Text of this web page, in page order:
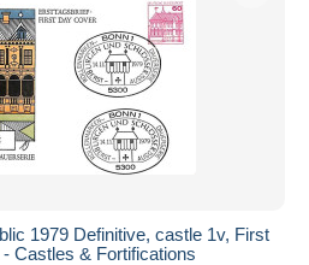
1979 Definitive, castle 1v, First
Castles & Fortifications